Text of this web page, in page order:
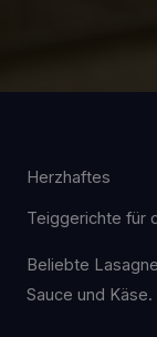
Herzhaftes
Teiggerichte für
Beliebte
Sauce und Käse.